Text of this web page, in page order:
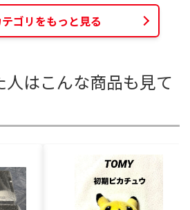
ゴリをもっと見る
人はこんな商品も見て